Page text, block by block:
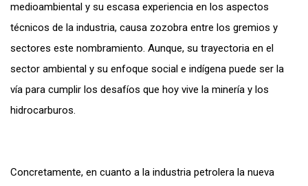
medioambiental y su escasa experiencia en los aspectos
técnicos de la industria, causa zozobra entre los gremios y
sectores este nombramiento. Aunque, su trayectoria en el
sector ambiental y su enfoque social e indígena puede ser la
vía para cumplir los desafíos que hoy vive la minería y los
hidrocarburos.
Concretamente, en cuanto a la industria petrolera la nueva